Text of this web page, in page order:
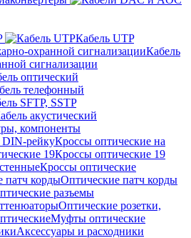
Кабель UTP
Кабель
сигнализации
оптический
телефонный
SFTP, SSTP
акустический
компоненты
Кроссы оптические на
Кроссы оптические 19
Кроссы оптические
Оптические патч корды
разъемы
Оптические розетки,
Муфты оптические
Аксессуары и расходники